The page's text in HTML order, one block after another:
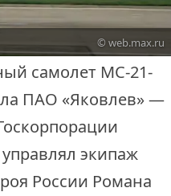
© web.max.ru
самолет МС-21-
ПАО «Яковлев» —
экипаж
России Романа